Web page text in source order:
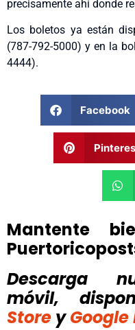
precisamente ahí donde
Los boletos ya están
(787-792-5000) y en la
4444).
Facebook
Mantente
Descarga
móvil,
Store y Google